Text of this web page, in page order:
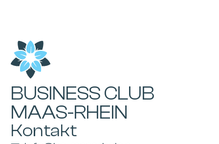
BUSINESS CLUB
MAAS-RHEIN
Kontakt